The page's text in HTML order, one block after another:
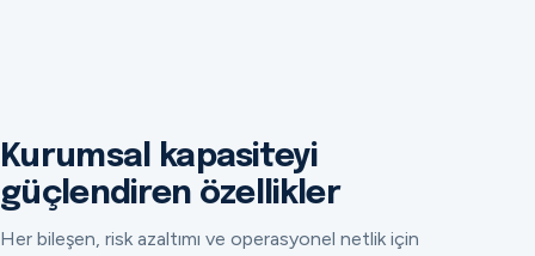
Kurumsal kapasiteyi
güçlendiren özellikler
Her bileşen, risk azaltımı ve operasyonel netlik için